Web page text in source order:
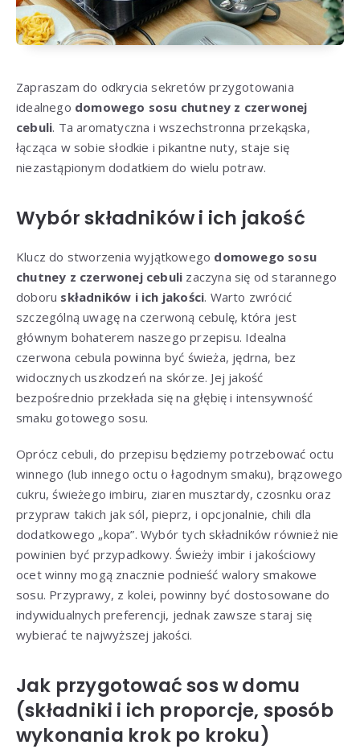
Zapraszam do odkrycia sekretów przygotowania
idealnego domowego sosu chutney z czerwonej
cebuli. Ta aromatyczna i wszechstronna przekąska,
łącząca w sobie słodkie i pikantne nuty, staje się
niezastąpionym dodatkiem do wielu potraw.
Wybór składników i ich jakość
Klucz do stworzenia wyjątkowego domowego sosu
chutney z czerwonej cebuli zaczyna się od starannego
doboru składników i ich jakości. Warto zwrócić
szczególną uwagę na czerwoną cebulę, która jest
głównym bohaterem naszego przepisu. Idealna
czerwona cebula powinna być świeża, jędrna, bez
widocznych uszkodzeń na skórze. Jej jakość
bezpośrednio przekłada się na głębię i intensywność
smaku gotowego sosu.
Oprócz cebuli, do przepisu będziemy potrzebować octu
winnego (lub innego octu o łagodnym smaku), brązowego
cukru, świeżego imbiru, ziaren musztardy, czosnku oraz
przypraw takich jak sól, pieprz, i opcjonalnie, chili dla
dodatkowego „kopa”. Wybór tych składników również nie
powinien być przypadkowy. Świeży imbir i jakościowy
ocet winny mogą znacznie podnieść walory smakowe
sosu. Przyprawy, z kolei, powinny być dostosowane do
indywidualnych preferencji, jednak zawsze staraj się
wybierać te najwyższej jakości.
Jak przygotować sos w domu
(składniki i ich proporcje, sposób
wykonania krok po kroku)